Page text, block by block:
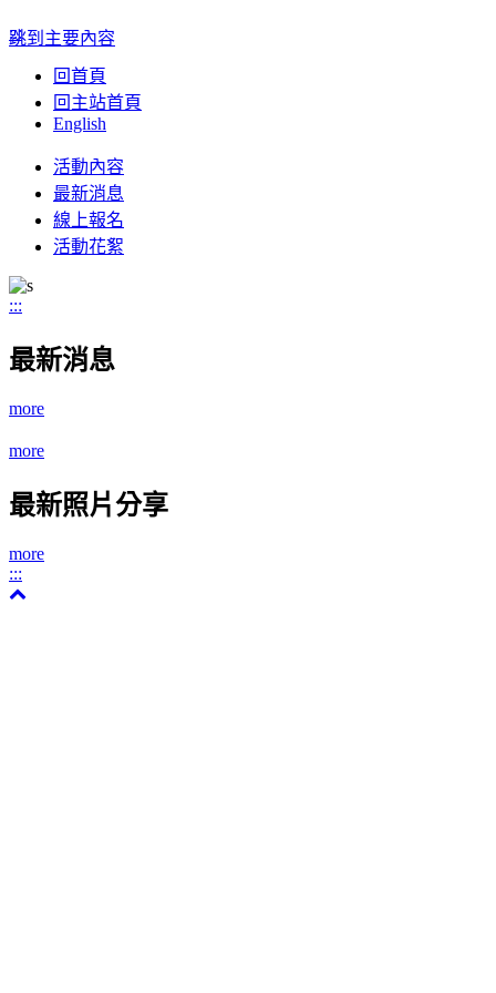
跳到主要內容
:::
回首頁
回主站首頁
English
Toggle
navigation
活動內容
最新消息
線上報名
活動花絮
:::
最新消息
more
more
最新照片分享
more
:::